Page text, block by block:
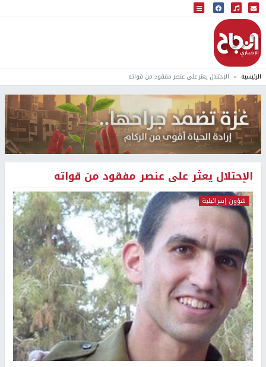
البث المباشر
إذاعة النجاح
الرئيسية الإحتلال يعثر على عنصر مفقود من قواته
الإحتلال يعثر على عنصر مفقود من قواته
شؤون إسرائيلية